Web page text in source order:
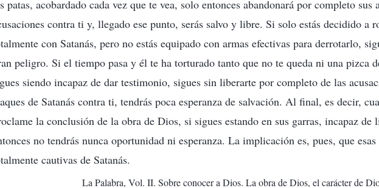
patas, acobardado cada vez que te vea, solo entonces abandonará por completo sus
contra ti y, llegado ese punto, serás salvo y libre. Si solo estás decidido a
con Satanás, pero no estás equipado con armas efectivas para derrotarlo,
peligro. Si el tiempo pasa y él te ha torturado tanto que no te queda ni una pizca
siendo incapaz de dar testimonio, sigues sin liberarte por completo de las
de Satanás contra ti, tendrás poca esperanza de salvación. Al final, es decir,
la conclusión de la obra de Dios, si sigues estando en sus garras, incapaz de
no tendrás nunca oportunidad ni esperanza. La implicación es, pues, que esas
cautivas de Satanás.
La Palabra, Vol. II. Sobre conocer a Dios. La obra de Dios, el carácter de